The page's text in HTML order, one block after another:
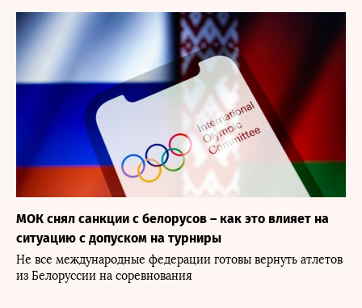
МОК снял санкции с белорусов – как это влияет на
ситуацию с допуском на турниры
Не все международные федерации готовы вернуть атлетов
из Белоруссии на соревнования